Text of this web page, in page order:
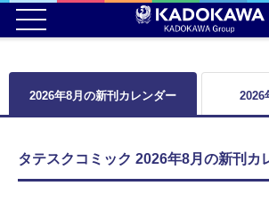
2026年8月の新刊カレンダー 2026
タテスクコミック 2026年8月の新刊カ